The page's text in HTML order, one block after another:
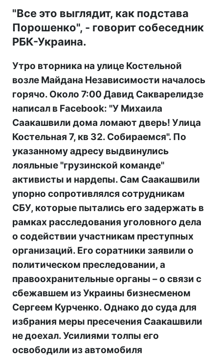
"Все это выглядит, как подстава
Порошенко", - говорит собеседник
РБК-Украина.
Утро вторника на улице Костельной
возле Майдана Независимости началось
горячо. Около 7:00 Давид Сакварелидзе
написал в Facebook: "У Михаила
Саакашвили дома ломают дверь! Улица
Костельная 7, кв 32. Собираемся". По
указанному адресу выдвинулись
лояльные "грузинской команде"
активисты и нардепы. Сам Саакашвили
упорно сопротивлялся сотрудникам
СБУ, которые пытались его задержать в
рамках расследования уголовного дела
о содействии участникам преступных
организаций. Его соратники заявили о
политическом преследовании, а
правоохранительные органы – о связи с
сбежавшем из Украины бизнесменом
Сергеем Курченко. Однако до суда для
избрания меры пресечения Саакашвили
не доехал. Усилиями толпы его
освободили из автомобиля